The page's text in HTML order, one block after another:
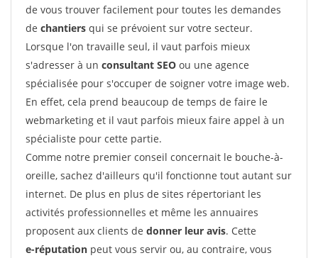
de vous trouver facilement pour toutes les demandes
de chantiers qui se prévoient sur votre secteur.
Lorsque l'on travaille seul, il vaut parfois mieux
s'adresser à un consultant SEO ou une agence
spécialisée pour s'occuper de soigner votre image web.
En effet, cela prend beaucoup de temps de faire le
webmarketing et il vaut parfois mieux faire appel à un
spécialiste pour cette partie.
Comme notre premier conseil concernait le bouche-à-
oreille, sachez d'ailleurs qu'il fonctionne tout autant sur
internet. De plus en plus de sites répertoriant les
activités professionnelles et même les annuaires
proposent aux clients de donner leur avis. Cette
e-réputation peut vous servir ou, au contraire, vous